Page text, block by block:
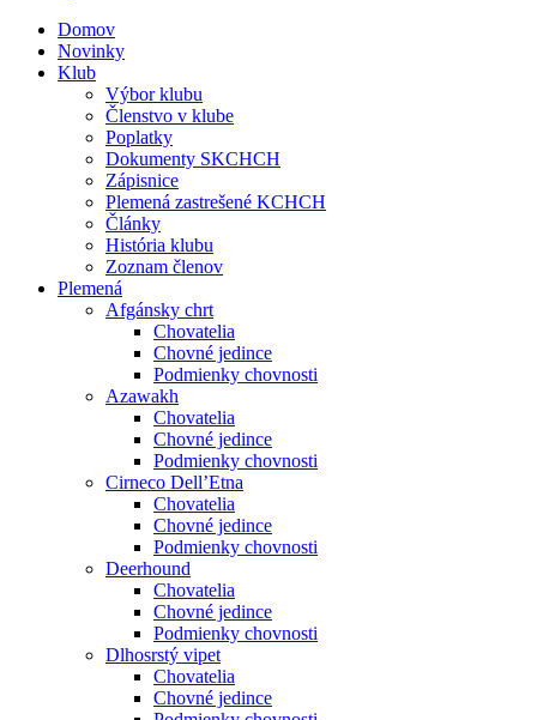
Domov
Novinky
Klub
Výbor klubu
Členstvo v klube
Poplatky
Dokumenty SKCHCH
Zápisnice
Plemená zastrešené KCHCH
Články
História klubu
Zoznam členov
Plemená
Afgánsky chrt
Chovatelia
Chovné jedince
Podmienky chovnosti
Azawakh
Chovatelia
Chovné jedince
Podmienky chovnosti
Cirneco Dell’Etna
Chovatelia
Chovné jedince
Podmienky chovnosti
Deerhound
Chovatelia
Chovné jedince
Podmienky chovnosti
Dlhosrstý vipet
Chovatelia
Chovné jedince